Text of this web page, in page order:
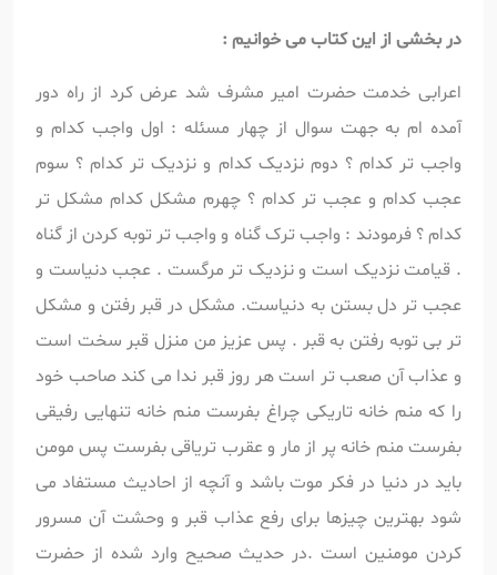
در بخشی از این کتاب می خوانیم :
اعرابی خدمت حضرت امیر مشرف شد عرض کرد از راه دور
آمده ام به جهت سوال از چهار مسئله : اول واجب کدام و
واجب تر کدام ؟ دوم نزدیک کدام و نزدیک تر کدام ؟ سوم
عجب کدام و عجب تر کدام ؟ چهرم مشکل کدام مشکل تر
کدام ؟ فرمودند : واجب ترک گناه و واجب تر توبه کردن از گناه
. قیامت نزدیک است و نزدیک تر مرگست . عجب دنیاست و
عجب تر دل بستن به دنیاست. مشکل در قبر رفتن و مشکل
تر بی توبه رفتن به قبر . پس عزیز من منزل قبر سخت است
و عذاب آن صعب تر است هر روز قبر ندا می کند صاحب خود
را که منم خانه تاریکی چراغ بفرست منم خانه تنهایی رفیقی
بفرست منم خانه پر از مار و عقرب تریاقی بفرست پس مومن
باید در دنیا در فکر موت باشد و آنچه از احادیث مستفاد می
شود بهترین چیزها برای رفع عذاب قبر و وحشت آن مسرور
کردن مومنین است .در حدیث صحیح وارد شده از حضرت